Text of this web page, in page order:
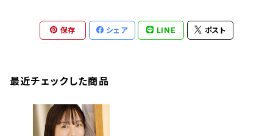
保存 シェア LINE ポスト
最近チェックした商品